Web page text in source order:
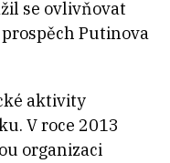
se ovlivňovat
Putinova
aktivity
V roce 2013
organizaci